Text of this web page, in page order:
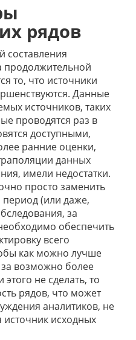
рядов
составления
продолжительной
то, что источники
Данные
источников, таких
проводятся раз в
доступными,
ранние оценки,
данных
имели недостатки.
просто заменить
(или даже,
за
обеспечить
всего
как можно лучше
возможно более
не сделать, то
рядов, что может
аналитиков, не
исходных